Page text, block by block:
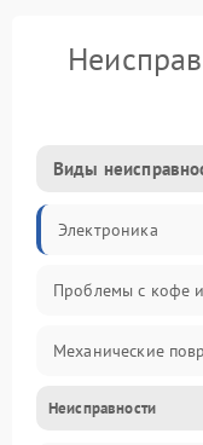
Виды
Электроника
Проблемы с кофе
Механические
Прочие
Неисправности